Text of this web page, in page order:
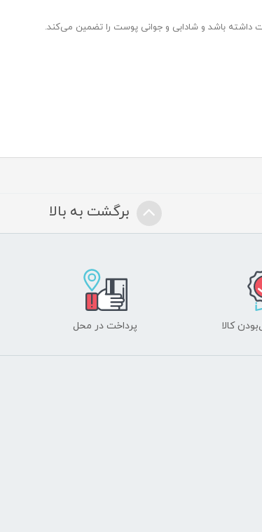
داشته باشد و شادابی و جوانی پوست را تضمین می‌کند.
برگشت به بالا
کالا پرداخت در محل